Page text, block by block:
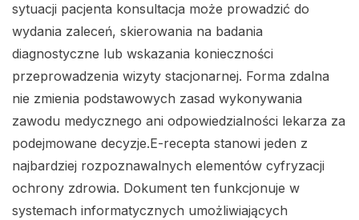
sytuacji pacjenta konsultacja może prowadzić do
wydania zaleceń, skierowania na badania
diagnostyczne lub wskazania konieczności
przeprowadzenia wizyty stacjonarnej. Forma zdalna
nie zmienia podstawowych zasad wykonywania
zawodu medycznego ani odpowiedzialności lekarza za
podejmowane decyzje.E-recepta stanowi jeden z
najbardziej rozpoznawalnych elementów cyfryzacji
ochrony zdrowia. Dokument ten funkcjonuje w
systemach informatycznych umożliwiających